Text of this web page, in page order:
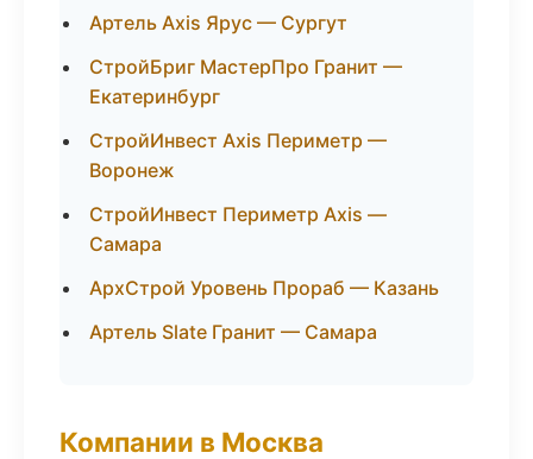
Артель Axis Ярус — Сургут
СтройБриг МастерПро Гранит —
Екатеринбург
СтройИнвест Axis Периметр —
Воронеж
СтройИнвест Периметр Axis —
Самара
АрхСтрой Уровень Прораб — Казань
Артель Slate Гранит — Самара
Компании в Москва